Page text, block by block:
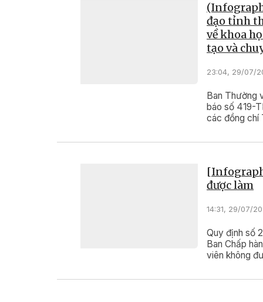
đạo tỉnh
về khoa
tạo và
23:04, 29/07/
Ban Thường
báo số 419-
các đồng chí
nghệ, đổi
được làm
14:31, 29/07/
Quy định số
Ban Chấp
viên không